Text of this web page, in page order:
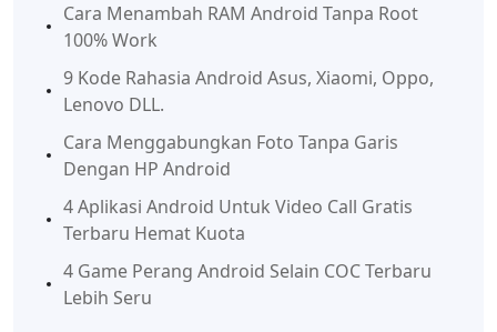
Cara Menambah RAM Android Tanpa Root
100% Work
9 Kode Rahasia Android Asus, Xiaomi, Oppo,
Lenovo DLL.
Cara Menggabungkan Foto Tanpa Garis
Dengan HP Android
4 Aplikasi Android Untuk Video Call Gratis
Terbaru Hemat Kuota
4 Game Perang Android Selain COC Terbaru
Lebih Seru